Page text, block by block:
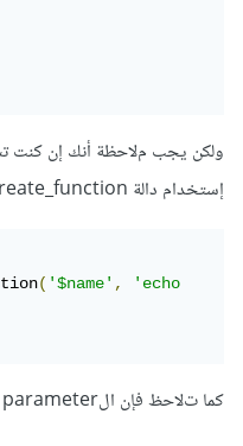
إستخدام دالة create_function حتى تتمكن من تحقيق ذلك الغرض
('$name',
'echo
كما تﻻحظ فإن الparameter يتم وضعه أولاً قبل شفرة الدالة